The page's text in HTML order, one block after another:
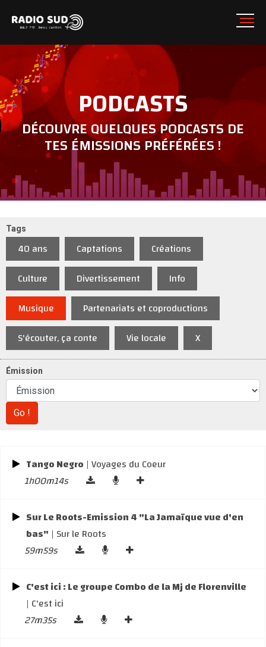
PODCASTS
DÉCOUVRE QUELQUES PODCASTS DE
TES ÉMISSIONS PRÉFÉRÉES !
Tags
40 ans Captations
Créations
Culture
Divertissement
Info
Musique
Partenariats et coproductions
S'écouter, ça conte
Vie locale X
Émission
Go !
Tango Negro | Voyages du Coeur
1h00m14s
Sur Le Roots-Emission 4 "La Jamaïque vue d'en
bas" | Sur le Roots
59m59s
C'est ici : Le groupe Combo de la Mj de Florenville
| C'est ici
27m35s